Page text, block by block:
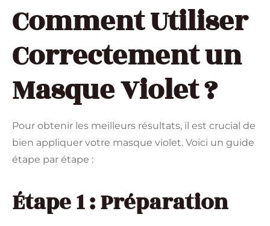
Comment Utiliser
Correctement un
Masque Violet ?
Pour obtenir les meilleurs résultats, il est crucial de
bien appliquer votre masque violet. Voici un guide
étape par étape :
Étape 1 : Préparation